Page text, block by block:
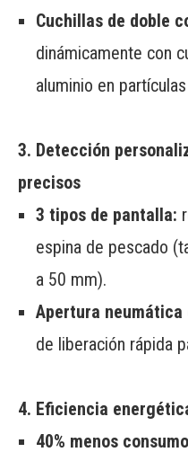
Cuchillas de doble
dinámicamente con
aluminio en
3. Detección
precisos
3 tipos de pantalla:
espina de pescado
a 50 mm).
Apertura
de liberación rápida
4. Eficiencia
40% menos